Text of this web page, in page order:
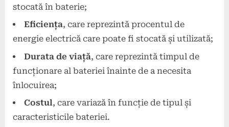
stocată în baterie;
Eficiența, care reprezintă procentul de
energie electrică care poate fi stocată și utilizată;
Durata de viață, care reprezintă timpul de
funcționare al bateriei înainte de a necesita
înlocuirea;
Costul, care variază în funcție de tipul și
caracteristicile bateriei.